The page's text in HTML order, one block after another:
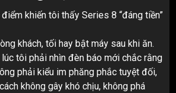
khiến tôi thấy Series 8 “đáng tiền”
khách, tối hay bật máy sau khi ăn.
tôi phải nhìn đèn báo mới chắc rằng
phải kiểu im phăng phắc tuyệt đối,
không gây khó chịu, không phá